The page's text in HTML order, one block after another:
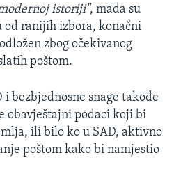
istoriji", mada su
ranijih izbora, konačni
zbog očekivanog
poštom.
i bezbjednosne snage takođe
obavještajni podaci koji bi
ili bilo ko u SAD, aktivno
poštom kako bi namjestio